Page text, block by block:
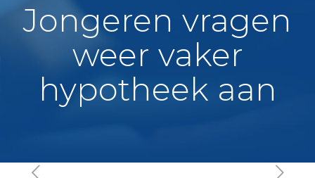
Jongeren vragen
weer vaker
hypotheek aan